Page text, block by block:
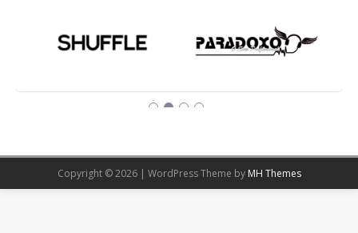
Copyright © 2026 | WordPress Theme by MH Themes